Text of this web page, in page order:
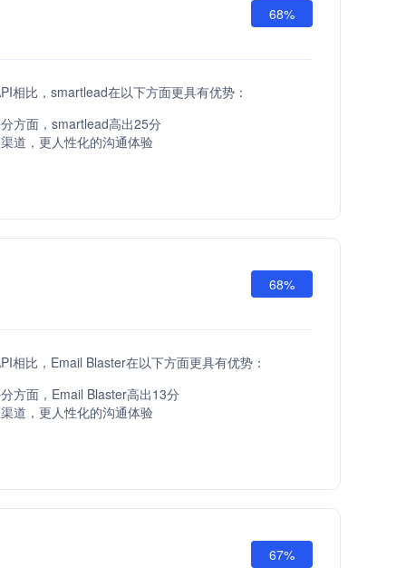
68%
相比，smartlead在以下方面更具有优势：
方面，smartlead高出25分
道，更人性化的沟通体验
68%
相比，Email Blaster在以下方面更具有优势：
方面，Email Blaster高出13分
道，更人性化的沟通体验
67%